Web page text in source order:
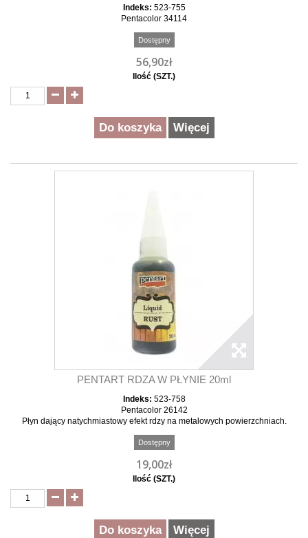
Indeks: 523-755
Pentacolor 34114
Dostępny
56,90zł
Ilość (SZT.)
Do koszyka Więcej
PENTART RDZA W PŁYNIE 20ml
Indeks: 523-758
Pentacolor 26142
Płyn dający natychmiastowy efekt rdzy na metalowych powierzchniach.
Dostępny
19,00zł
Ilość (SZT.)
Do koszyka Więcej